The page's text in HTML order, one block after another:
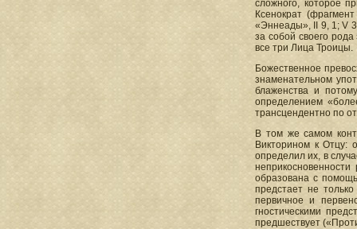
сложного, которое
Ксенократ
«Эннеады», II 9, 1; V
за собой своего
все три Лица Троицы.
Божественное
знаменательном
блаженства и
определением
трансцендентно по
В том же самом
Викторином к Отцу:
определил их, в
образована с
предстает не
первичное и
гностическими
предшествует